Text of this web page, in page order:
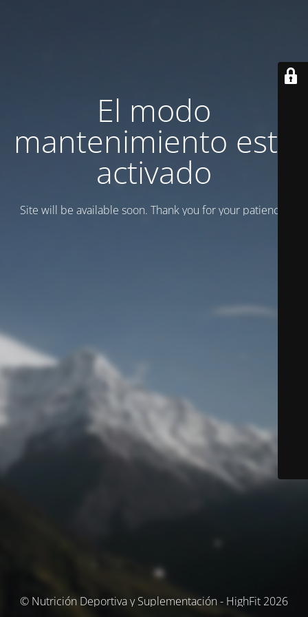
El modo
mantenimiento está
activado
Site will be available soon. Thank you for your patience!
© Nutrición Deportiva y Suplementación - HighFit 2026